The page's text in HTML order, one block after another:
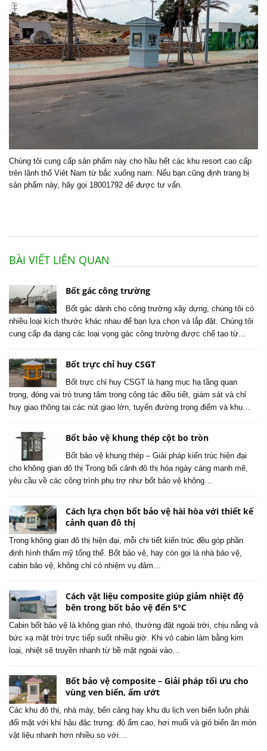
Chúng tôi cung cấp sản phẩm này cho hầu hết các khu resort cao cấp
trên lãnh thổ Viêt Nam từ bắc xuống nam. Nếu bạn cũng định trang bị
sản phẩm này, hãy gọi 18001792 để được tư vấn.
BÀI VIẾT LIÊN QUAN
Bốt gác công trường
Bốt gác dành cho công trường xây dựng, chúng tôi có
nhiều loại kích thước khác nhau để bạn lựa chọn và lắp đặt. Chúng tôi
cung cấp đa dạng các loại vọng gác công trường được chế tạo từ…
Bốt trực chỉ huy CSGT
Bốt trực chỉ huy CSGT là hạng mục hạ tầng quan
trọng, đóng vai trò trung tâm trong công tác điều tiết, giám sát và chỉ
huy giao thông tại các nút giao lớn, tuyến đường trọng điểm và khu…
Bốt bảo vệ khung thép cột bo tròn
Bốt bảo vệ khung thép – Giải pháp kiến trúc hiện đại
cho không gian đô thị Trong bối cảnh đô thị hóa ngày càng mạnh mẽ,
yêu cầu về các công trình phụ trợ như bốt bảo vệ không…
Cách lựa chọn bốt bảo vệ hài hòa với thiết kế
cảnh quan đô thị
Trong không gian đô thị hiện đại, mỗi chi tiết kiến trúc đều góp phần
định hình thẩm mỹ tổng thể. Bốt bảo vệ, hay còn gọi là nhà bảo vệ,
cabin bảo vệ, không chỉ có nhiệm vụ đảm…
Cách vật liệu composite giúp giảm nhiệt độ
bên trong bốt bảo vệ đến 5°C
Cabin bốt bảo vệ là không gian nhỏ, thường đặt ngoài trời, chịu nắng và
bức xạ mặt trời trực tiếp suốt nhiều giờ. Khi vỏ cabin làm bằng kim
loại, nhiệt sẽ truyền nhanh từ bề mặt ngoài vào…
Bốt bảo vệ composite – Giải pháp tối ưu cho
vùng ven biển, ẩm ướt
Các khu đô thị, nhà máy, bến cảng hay khu du lịch ven biển luôn phải
đối mặt với khí hậu đặc trưng: độ ẩm cao, hơi muối và gió biển ăn mòn
vật liệu nhanh hơn nhiều so với…